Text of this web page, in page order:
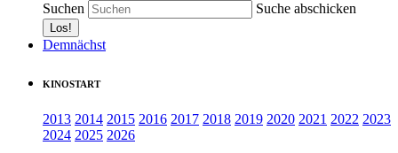
Suchen Suche abschicken
Demnächst
KINOSTART
2013 2014 2015 2016 2017 2018 2019 2020 2021 2022 2023
2024 2025 2026